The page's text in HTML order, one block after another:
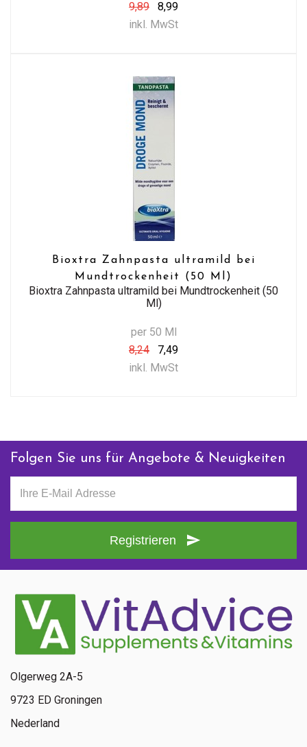
9,89
8,99
inkl. MwSt
Bioxtra Zahnpasta ultramild bei
Mundtrockenheit (50 Ml)
Bioxtra Zahnpasta ultramild bei Mundtrockenheit (50
Ml)
per 50 Ml
8,24
7,49
inkl. MwSt
Folgen Sie uns für Angebote & Neuigkeiten
Registrieren
Olgerweg 2A-5
9723 ED Groningen
Nederland